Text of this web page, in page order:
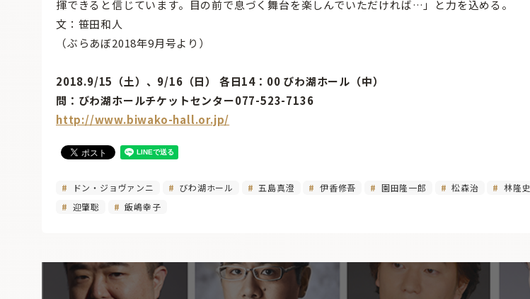
揮できると信じています。目の前で息づく舞台を楽しんでいただければ…」と力を込める。
文：笹田和人
（ぶらあぼ2018年9月号より）
2018.9/15（土）、9/16（日） 各日14：00 びわ湖ホール（中）
問：びわ湖ホールチケットセンター077-523-7136
http://www.biwako-hall.or.jp/
ドン・ジョヴァンニ びわ湖ホール 五島真澄 伊香修吾 園田隆一郎 松森治 林隆史
迎肇聡
飯嶋幸子